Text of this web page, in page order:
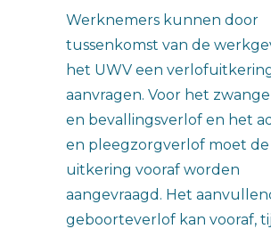
Werknemers kunnen door
tussenkomst van de
het UWV een
aanvragen. Voor het
en bevallingsverlof en het
en pleegzorgverlof moet de
uitkering vooraf worden
aangevraagd. Het
geboorteverlof kan vooraf,